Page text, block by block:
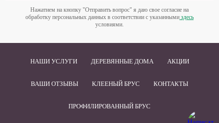
Нажатием на кнопку "Отправить вопрос" я даю свое согласие на
обработку персональных данных в соответствии с указанными здесь
условиями.
НАШИ УСЛУГИ ДЕРЕВЯННЫЕ ДОМА АКЦИИ
ВАШИ ОТЗЫВЫ КЛЕЕНЫЙ БРУС КОНТАКТЫ
ПРОФИЛИРОВАННЫЙ БРУС